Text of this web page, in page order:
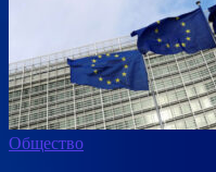
Общество